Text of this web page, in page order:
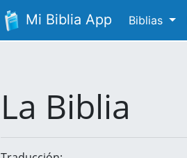
Mi Biblia App Biblias
La Biblia